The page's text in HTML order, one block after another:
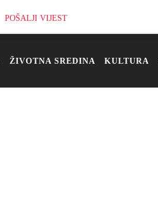
POŠALJI VIJEST
ŽIVOTNA SREDINA KULTURA